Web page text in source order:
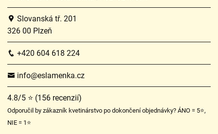
Slovanská tř. 201
326 00 Plzeň
+420 604 618 224
info@eslamenka.cz
4.8/5 ⭐ (156 recenzií)
Odporučil by zákazník kvetinárstvo po dokončení objednávky? ÁNO = 5⭐,
NIE = 1⭐